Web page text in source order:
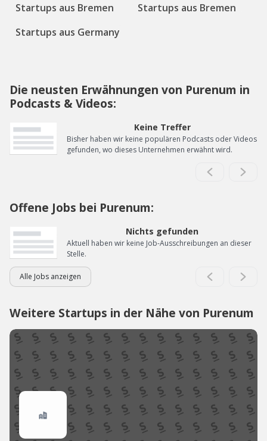
Startups aus Bremen
Startups aus Bremen
Startups aus Germany
Die neusten Erwähnungen von Purenum in
Podcasts & Videos:
Keine Treffer
Bisher haben wir keine populären Podcasts oder Videos
gefunden, wo dieses Unternehmen erwähnt wird.
Offene Jobs bei Purenum:
Nichts gefunden
Aktuell haben wir keine Job-Ausschreibungen an dieser
Stelle.
Alle Jobs anzeigen
Weitere Startups in der Nähe von Purenum